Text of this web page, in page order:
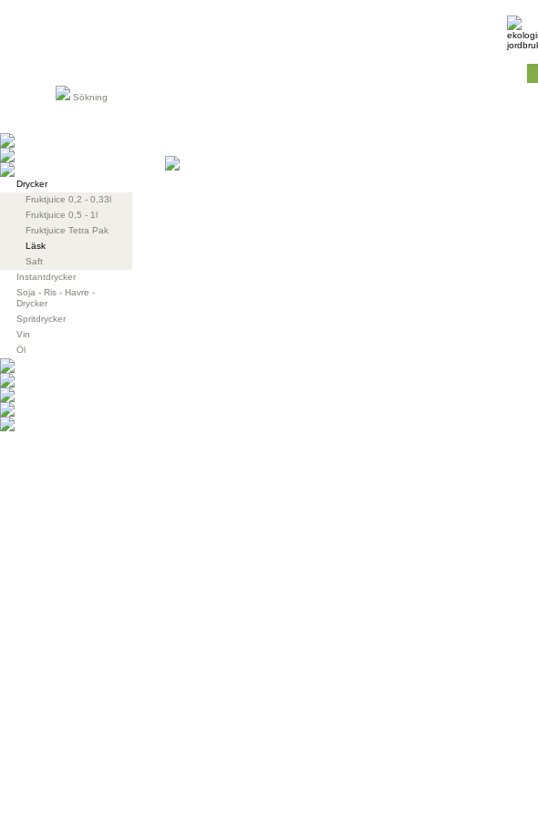
Sökning
Drycker
Fruktjuice 0,2 - 0,33l
Fruktjuice 0,5 - 1l
Fruktjuice Tetra Pak
Läsk
Saft
Instantdrycker
Soja - Ris - Havre -
Drycker
Spritdrycker
Vin
Öl